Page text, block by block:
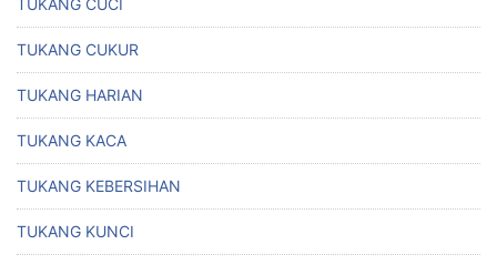
TUKANG CUCI
TUKANG CUKUR
TUKANG HARIAN
TUKANG KACA
TUKANG KEBERSIHAN
TUKANG KUNCI